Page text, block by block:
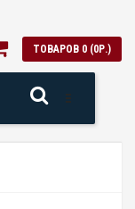
ТОВАРОВ 0 (0Р.)